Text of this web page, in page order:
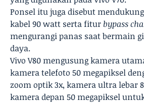
Ponsel itu juga disebut
kabel 90 watt serta fiturbypass
mengurangi panas saat bermain
daya.
Vivo V80 mengusung kamera
kamera telefoto 50 megapiksel
zoom optik 3x, kamera ultra lebar
kamera depan 50 megapiksel